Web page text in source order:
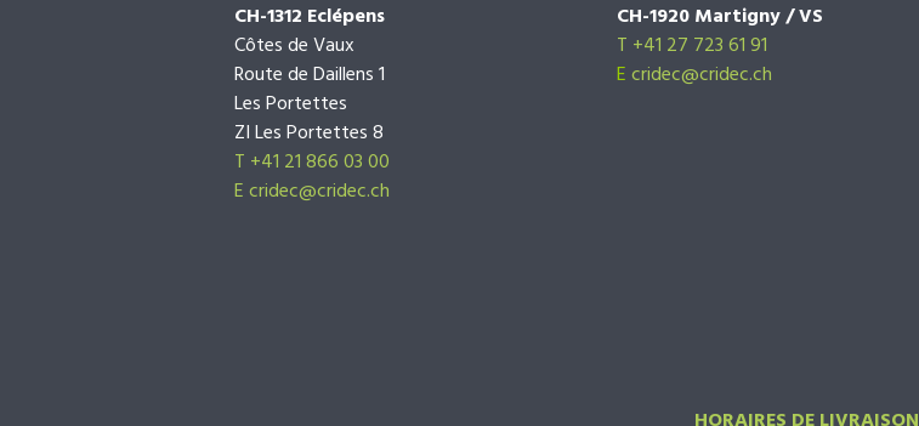
CH-1312 Eclépens
Côtes de Vaux
Route de Daillens 1
Les Portettes
ZI Les Portettes 8
T +41 21 866 03 00
Ecridec@cridec.ch
CH-1920 Martigny / VS
T +41 27 723 61 91
Ecridec@cridec.ch